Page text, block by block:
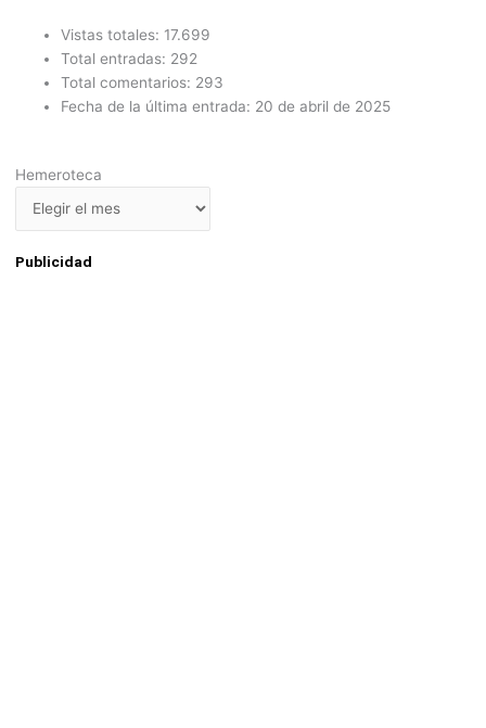
Vistas totales: 17.699
Total entradas: 292
Total comentarios: 293
Fecha de la última entrada: 20 de abril de 2025
Hemeroteca
Hemeroteca
Publicidad